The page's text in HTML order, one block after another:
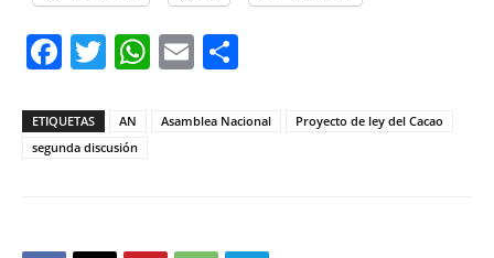
Facebook
Twitter
WhatsApp
Email
ETIQUETAS AN Asamblea Nacional
Proyecto de ley del Cacao
segunda discusión